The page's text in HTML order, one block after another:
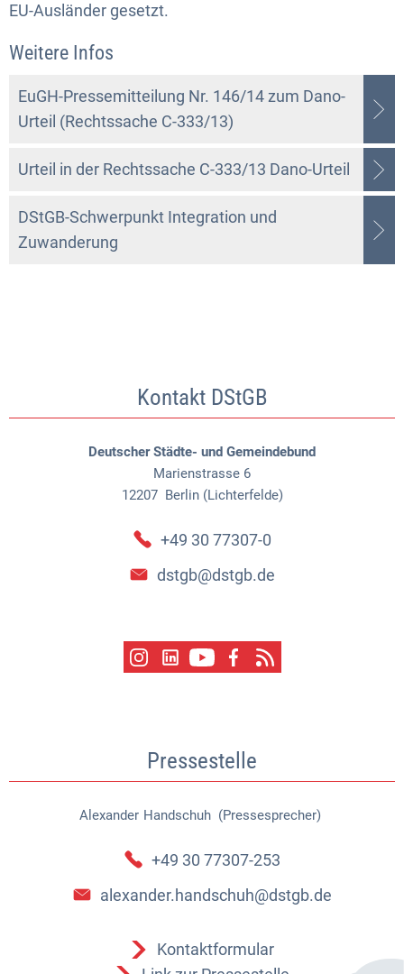
EU-Ausländer gesetzt.
Weitere Infos
EuGH-Pressemitteilung Nr. 146/14 zum Dano-
Urteil (Rechtssache C-333/13)
Urteil in der Rechtssache C-333/13 Dano-Urteil
DStGB-Schwerpunkt Integration und
Zuwanderung
Kontakt DStGB
Deutscher Städte- und Gemeindebund
Marienstrasse 6
12207 Berlin (Lichterfelde)
+49 30 77307-0
dstgb@dstgb.de
Pressestelle
Alexander Handschuh (Pressesprecher)
Alexander Handschuh
+49 30 77307-253
alexander.handschuh@dstgb.de
Kontaktformular